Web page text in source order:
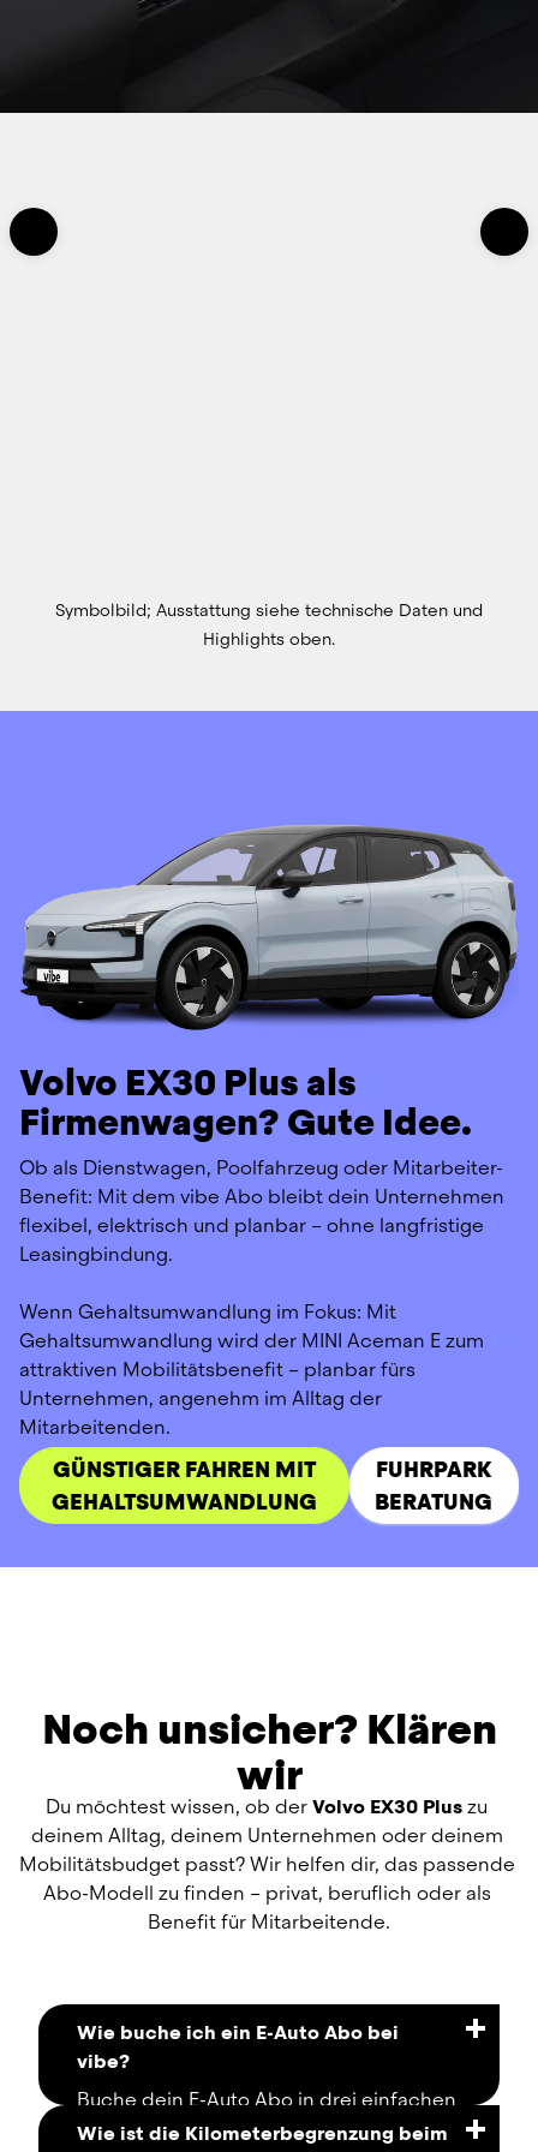
Symbolbild; Ausstattung siehe technische Daten und
Highlights oben.
Volvo EX30 Plus als
Firmenwagen? Gute Idee.
Ob als Dienstwagen, Poolfahrzeug oder Mitarbeiter-
Benefit: Mit dem vibe Abo bleibt dein Unternehmen
flexibel, elektrisch und planbar – ohne langfristige
Leasingbindung.
Wenn Gehaltsumwandlung im Fokus: Mit
Gehaltsumwandlung wird der MINI Aceman E zum
attraktiven Mobilitätsbenefit – planbar fürs
Unternehmen, angenehm im Alltag der
Mitarbeitenden.
GÜNSTIGER FAHREN MIT
GEHALTSUMWANDLUNG
FUHRPARK
BERATUNG
Noch unsicher? Klären
wir
Du möchtest wissen, ob der Volvo EX30 Plus zu
deinem Alltag, deinem Unternehmen oder deinem
Mobilitätsbudget passt? Wir helfen dir, das passende
Abo-Modell zu finden – privat, beruflich oder als
Benefit für Mitarbeitende.
Wie buche ich ein E-Auto Abo bei
vibe?
Buche dein E-Auto Abo in drei einfachen
Schritten und voll digital:
Wie ist die Kilometerbegrenzung beim